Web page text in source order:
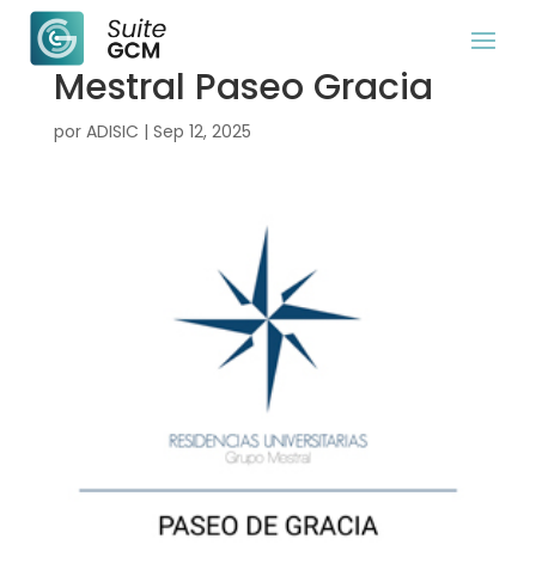
Mestral Paseo Gracia
por ADISIC | Sep 12, 2025